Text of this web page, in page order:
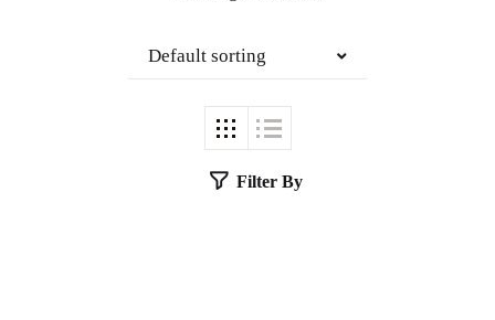
Default sorting
Filter By